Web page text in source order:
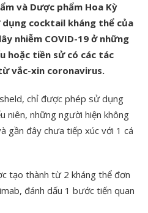
và Dược phẩm Hoa Kỳ
cocktail kháng thể của
nhiễm COVID-19 ở những
hoặc tiền sử có các tác
vắc-xin coronavirus.
chỉ được phép sử dụng
niên, những người hiện không
gần đây chưa tiếp xúc với 1 cá
tạo thành từ 2 kháng thể đơn
đánh dấu 1 bước tiến quan